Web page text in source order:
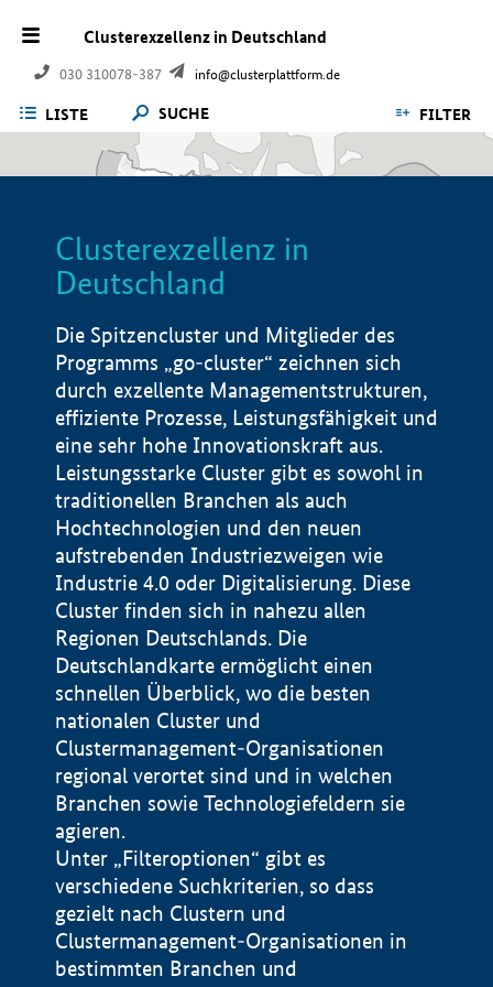
Clusterexzellenz in Deutschland
030 310078-387 info@clusterplattform.de
LISTE SUCHE FILTER
Clusterexzellenz in
Deutschland
Die Spitzencluster und Mitglieder des
Programms „go-cluster“ zeichnen sich
durch exzellente Managementstrukturen,
effiziente Prozesse, Leistungsfähigkeit und
eine sehr hohe Innovationskraft aus.
Leistungsstarke Cluster gibt es sowohl in
traditionellen Branchen als auch
Hochtechnologien und den neuen
aufstrebenden Industriezweigen wie
Industrie 4.0 oder Digitalisierung. Diese
Cluster finden sich in nahezu allen
Regionen Deutschlands. Die
Deutschlandkarte ermöglicht einen
schnellen Überblick, wo die besten
nationalen Cluster und
Clustermanagement-Organisationen
regional verortet sind und in welchen
Branchen sowie Technologiefeldern sie
agieren.
Unter „Filteroptionen“ gibt es
verschiedene Suchkriterien, so dass
gezielt nach Clustern und
Clustermanagement-Organisationen in
bestimmten Branchen und
Impressum
Datenschutzerklärung
BMWE, 2026 ©
100 km © Geobasis-DE / BKG 2015